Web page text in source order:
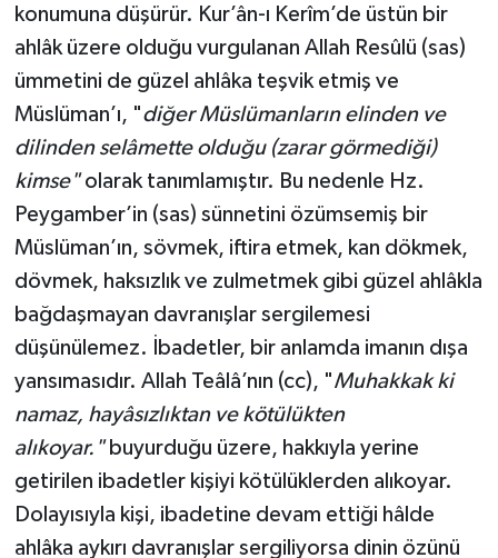
konumuna düşürür. Kur’ân-ı Kerîm’de üstün bir
ahlâk üzere olduğu vurgulanan Allah Resûlü (sas)
ümmetini de güzel ahlâka teşvik etmiş ve
Müslüman’ı, "diğer Müslümanların elinden ve
dilinden selâmette olduğu (zarar görmediği)
kimse"olarak tanımlamıştır. Bu nedenle Hz.
Peygamber’in (sas) sünnetini özümsemiş bir
Müslüman’ın, sövmek, iftira etmek, kan dökmek,
dövmek, haksızlık ve zulmetmek gibi güzel ahlâkla
bağdaşmayan davranışlar sergilemesi
düşünülemez. İbadetler, bir anlamda imanın dışa
yansımasıdır. Allah Teâlâ’nın (cc), "Muhakkak ki
namaz, hayâsızlıktan ve kötülükten
alıkoyar." buyurduğu üzere, hakkıyla yerine
getirilen ibadetler kişiyi kötülüklerden alıkoyar.
Dolayısıyla kişi, ibadetine devam ettiği hâlde
ahlâka aykırı davranışlar sergiliyorsa dinin özünü